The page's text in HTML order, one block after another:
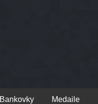
Bankovky Medaile